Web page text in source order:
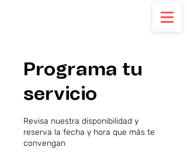
Programa tu
servicio
Revisa nuestra disponibilidad y
reserva la fecha y hora que más te
convengan